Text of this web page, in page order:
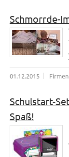
Schmorrde-
01.12.2015
Schulstart-
Spaß!